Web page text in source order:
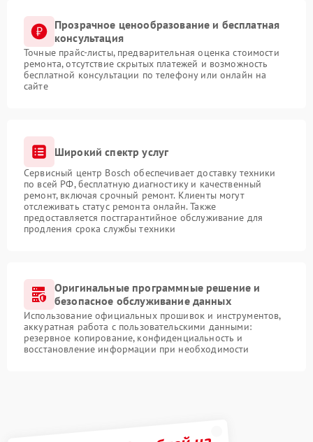
Прозрачное ценообразование и бесплатная
консультация
Точные прайс-листы, предварительная оценка стоимости
ремонта, отсутствие скрытых платежей и возможность
бесплатной консультации по телефону или онлайн на
сайте
Широкий спектр услуг
Сервисный центр Bosch обеспечивает доставку техники
по всей РФ, бесплатную диагностику и качественный
ремонт, включая срочный ремонт. Клиенты могут
отслеживать статус ремонта онлайн. Также
предоставляется постгарантийное обслуживание для
продления срока службы техники
Оригинальные программные решение и
безопасное обслуживание данных
Использование официальных прошивок и инструментов,
аккуратная работа с пользовательскими данными:
резервное копирование, конфиденциальность и
восстановление информации при необходимости